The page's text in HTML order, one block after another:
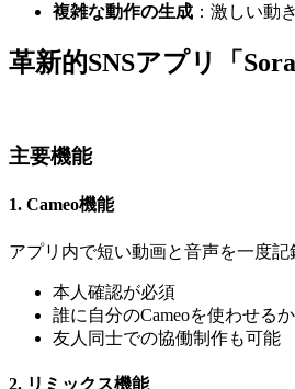
複雑な動作の生成 ：激しい動
革新的SNSアプリ「
主要機能
1. Cameo機能
アプリ内で短い動画と音声を一度
本人確認が必須
誰に自分のCameoを使わせる
友人同士での協働制作も可能
2. リミックス機能